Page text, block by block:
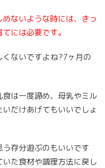
ないような時には、きっ
には必要です。
ないですよね?7ヶ月の
は一度諦め、母乳やミル
だけあげてもいいでしょ
存分遊ぶのもいいです
た食材や調理方法に戻し